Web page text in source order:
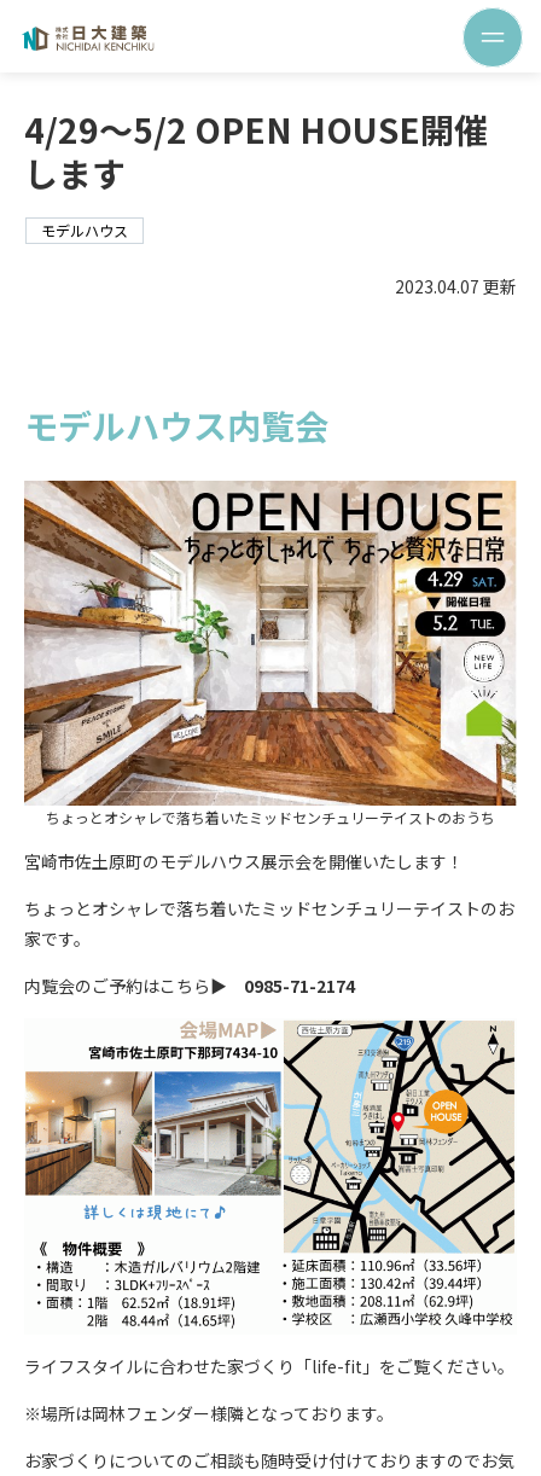
4/29～5/2 OPEN HOUSE開催
します
モデルハウス
2023.04.07 更新
モデルハウス内覧会
ちょっとオシャレで落ち着いたミッドセンチュリーテイストのおうち
宮崎市佐土原町のモデルハウス展示会を開催いたします！
ちょっとオシャレで落ち着いたミッドセンチュリーテイストのお
家です。
内覧会のご予約はこちら▶ 0985-71-2174
ライフスタイルに合わせた家づくり「life-fit」をご覧ください。
※場所は岡林フェンダー様隣となっております。
お家づくりについてのご相談も随時受け付けておりますのでお気